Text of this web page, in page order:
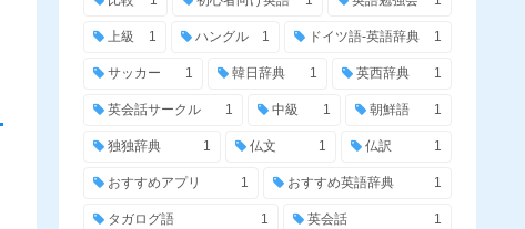
上級 1 ハングル 1 ドイツ語-英語辞典 1
サッカー 1 韓日辞典 1 英西辞典 1
英会話サークル 1 中級 1 朝鮮語 1
独独辞典 1 仏文 1 仏訳 1
おすすめアプリ 1 おすすめ英語辞典 1
タガログ語 1 英会話 1